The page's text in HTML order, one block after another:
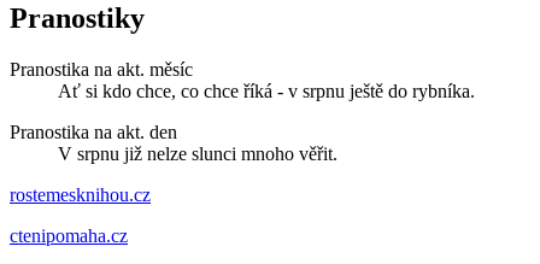
Pranostiky
Pranostika na akt. měsíc
Ať si kdo chce, co chce říká - v srpnu ještě do rybníka.
Pranostika na akt. den
V srpnu již nelze slunci mnoho věřit.
rostemesknihou.cz
ctenipomaha.cz